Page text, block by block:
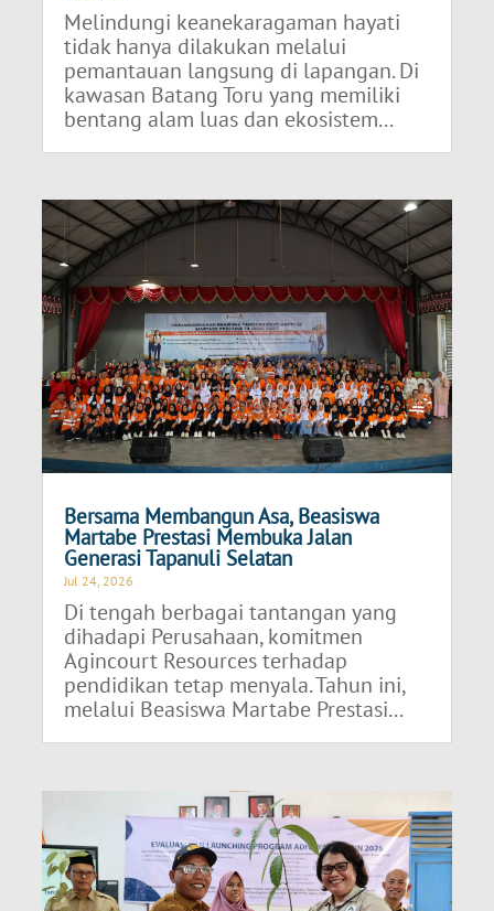
Melindungi keanekaragaman hayati
tidak hanya dilakukan melalui
pemantauan langsung di lapangan. Di
kawasan Batang Toru yang memiliki
bentang alam luas dan ekosistem...
Bersama Membangun Asa, Beasiswa
Martabe Prestasi Membuka Jalan
Generasi Tapanuli Selatan
Jul 24, 2026
Di tengah berbagai tantangan yang
dihadapi Perusahaan, komitmen
Agincourt Resources terhadap
pendidikan tetap menyala. Tahun ini,
melalui Beasiswa Martabe Prestasi...